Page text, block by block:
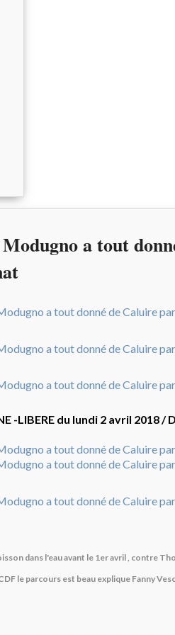
a tout
-LIBERE du lundi 2 avril 2018 /
dans l'eau avant le 1er avril , contre
le parcours est beau explique Fanny